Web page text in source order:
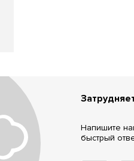
Напишите
быстрый